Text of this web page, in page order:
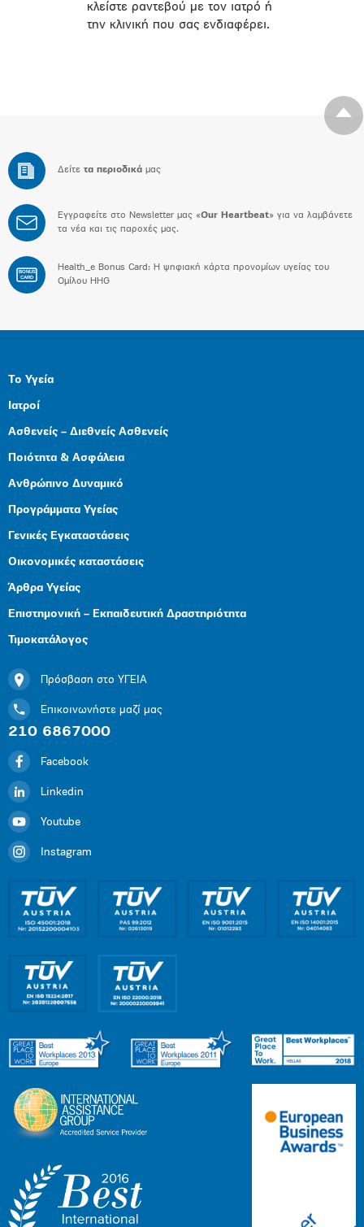
κλείστε ραντεβού με τον ιατρό ή
την κλινική που σας ενδιαφέρει.
Δείτε τα περιοδικά μας
Εγγραφείτε στο Newsletter μας «Our Heartbeat» για να λαμβάνετε
τα νέα και τις παροχές μας.
BONUS
CARD
Health_e Bonus Card: H ψηφιακή κάρτα προνομίων υγείας του
Ομίλου HHG
Το Υγεία
Ιατροί
Ασθενείς – Διεθνείς Ασθενείς
Ποιότητα & Ασφάλεια
Ανθρώπινο Δυναμικό
Προγράμματα Υγείας
Γενικές Εγκαταστάσεις
Οικονομικές καταστάσεις
Άρθρα Υγείας
Επιστημονική – Εκπαιδευτική Δραστηριότητα
Τιμοκατάλογος
Πρόσβαση στο ΥΓΕΙΑ
Επικοινωνήστε μαζί μας
210 6867000
Facebook
Linkedin
Youtube
Instagram